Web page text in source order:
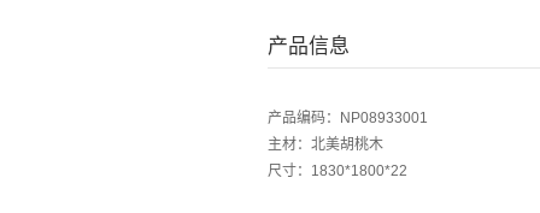
产品信息
产品编码：NP08933001
主材：北美胡桃木
尺寸：1830*1800*22